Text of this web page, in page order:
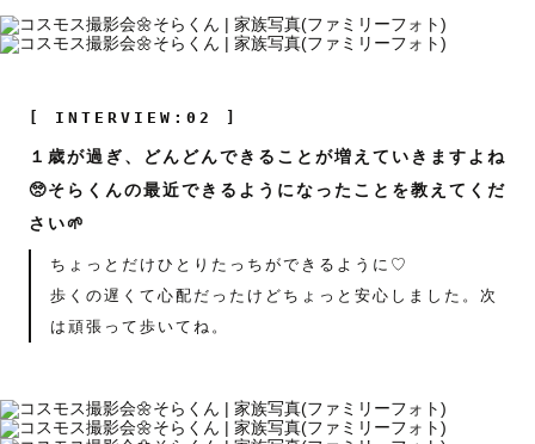
[ INTERVIEW:02 ]
１歳が過ぎ、どんどんできることが増えていきますよね
🥺そらくんの最近できるようになったことを教えてくだ
さい🌱
ちょっとだけひとりたっちができるように♡
歩くの遅くて心配だったけどちょっと安心しました。次
は頑張って歩いてね。